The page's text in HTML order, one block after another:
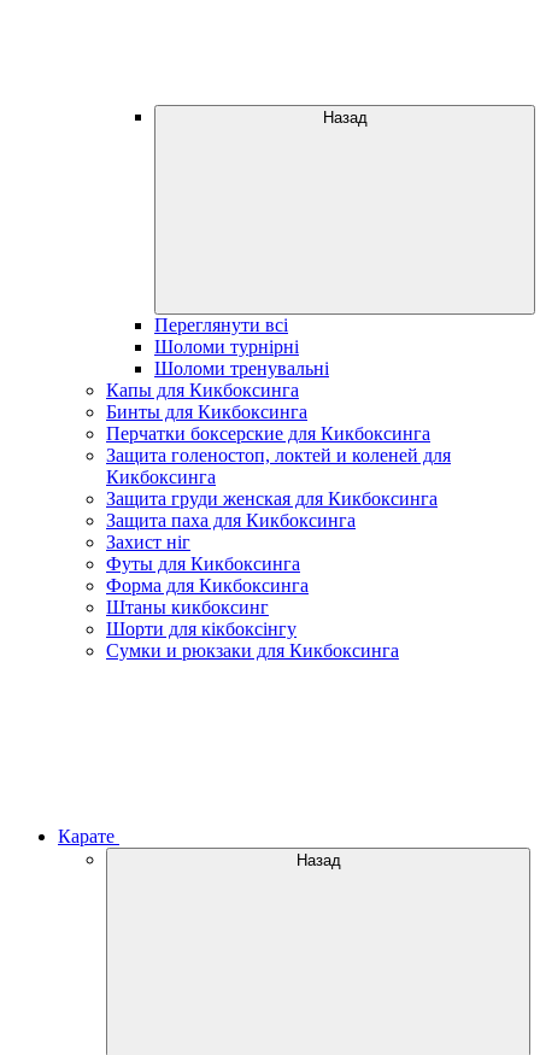
Назад
Переглянути всі
Шоломи турнірні
Шоломи тренувальні
Капы для Кикбоксинга
Бинты для Кикбоксинга
Перчатки боксерские для Кикбоксинга
Защита голеностоп, локтей и коленей для
Кикбоксинга
Защита груди женская для Кикбоксинга
Защита паха для Кикбоксинга
Захист ніг
Футы для Кикбоксинга
Форма для Кикбоксинга
Штаны кикбоксинг
Шорти для кікбоксінгу
Сумки и рюкзаки для Кикбоксинга
Карате
Назад